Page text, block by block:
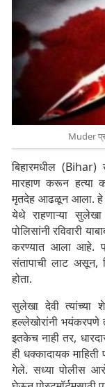
Muder
बिहारमधील (Bihar)
मारहाण करून हत्या
मृतदेह आढळून आला. हे
येथे राहणाऱ्या सुलेखा
पोलिसांनी रविवारी
करण्यात आला आहे.
संतापाची लाट असून,
होता.
सुलेखा देवी त्यांच्या
हल्लेखोरांनी भयंकरपणे
इतकेच नाही तर,
ही धक्कादायक माहिती
गेले. सध्या पोलीस